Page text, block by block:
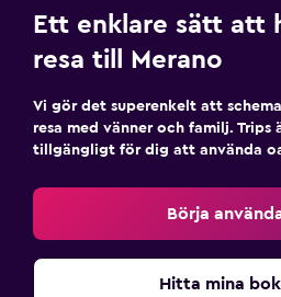
Ett enklare sätt att
resa till Merano
Vi gör det superenkelt att
resa med vänner och familj. Trips
tillgängligt för dig att använda
Börja
Hitta mina